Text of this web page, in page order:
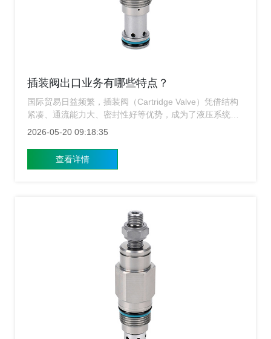
插装阀出口业务有哪些特点？
国际贸易日益频繁，插装阀（Cartridge Valve）凭借结构
紧凑、通流能力大、密封性好等优势，成为了液压系统中
的核心元件，上海涌镇插装阀厂家深耕插装阀出口业务不
装阀的出口业务究竟有哪些显著特点？
2026-05-20 09:18:35
查看详情